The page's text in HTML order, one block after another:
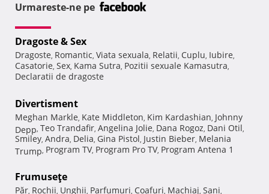
Urmareste-ne pe
Dragoste & Sex
Dragoste, Romantic, Viata sexuala, Relatii, Cuplu, Iubire,
Casatorie, Sex, Kama Sutra, Pozitii sexuale Kamasutra,
Declaratii de dragoste
Divertisment
Meghan Markle, Kate Middleton, Kim Kardashian, Johnny
Depp, Teo Trandafir, Angelina Jolie, Dana Rogoz, Dani Otil,
Smiley, Andra, Delia, Gina Pistol, Justin Bieber, Melania
Trump, Program TV, Program Pro TV, Program Antena 1
Frumuseţe
Păr, Rochii, Unghii, Parfumuri, Coafuri, Machiaj, Sani,